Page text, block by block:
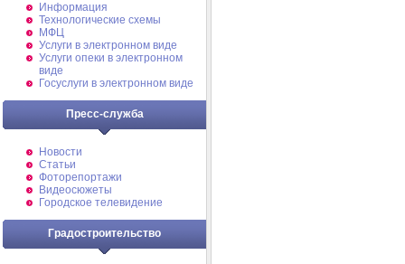
Информация
Технологические схемы
МФЦ
Услуги в электронном виде
Услуги опеки в электронном
виде
Госуслуги в электронном виде
Пресс-служба
Новости
Статьи
Фоторепортажи
Видеосюжеты
Городское телевидение
Градостроительство